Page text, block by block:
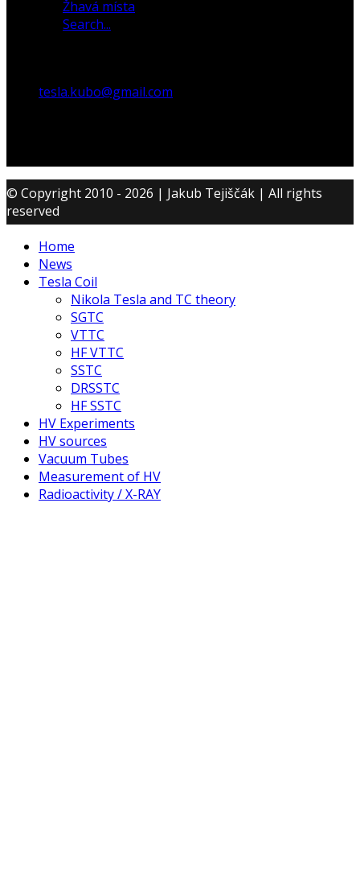
Žhavá místa
Search...
tesla.kubo@gmail.com
© Copyright 2010 - 2026 | Jakub Tejiščák | All rights
reserved
Home
News
Tesla Coil
Nikola Tesla and TC theory
SGTC
VTTC
HF VTTC
SSTC
DRSSTC
HF SSTC
HV Experiments
HV sources
Vacuum Tubes
Measurement of HV
Radioactivity / X-RAY